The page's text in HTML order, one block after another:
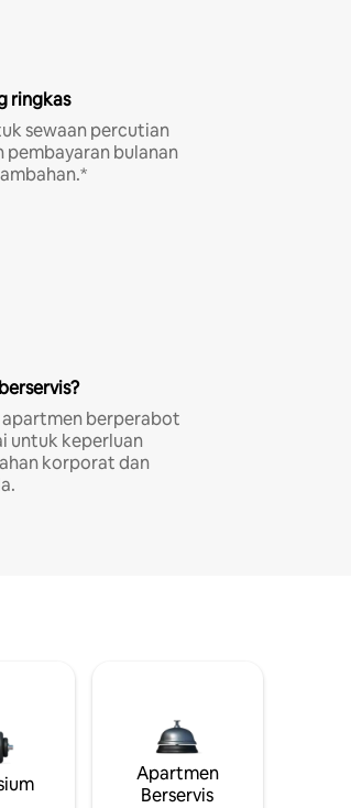
ringkas
sewaan percutian
pembayaran bulanan
berperabot
untuk keperluan
korporat dan
Apartmen
Berservis